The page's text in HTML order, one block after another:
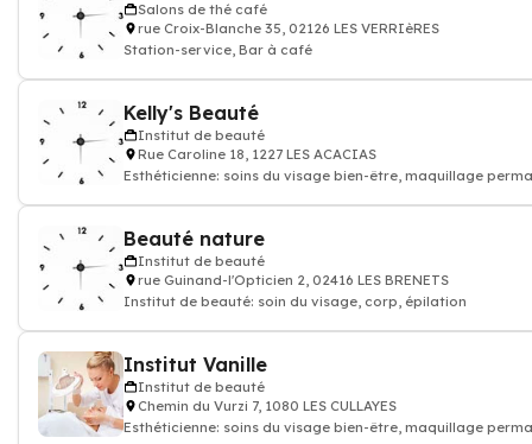
Salons de thé café
rue Croix-Blanche 35, 02126 LES VERRIèRES
Station-service, Bar à café
Kelly's Beauté
Institut de beauté
Rue Caroline 18, 1227 LES ACACIAS
Esthéticienne: soins du visage bien-être, maquillage permanent, Épilations,
Beauté nature
Institut de beauté
rue Guinand-l'Opticien 2, 02416 LES BRENETS
Institut de beauté: soin du visage, corp, épilation
Institut Vanille
Institut de beauté
Chemin du Vurzi 7, 1080 LES CULLAYES
Esthéticienne: soins du visage bien-être, maquillage permanent, Épilations,